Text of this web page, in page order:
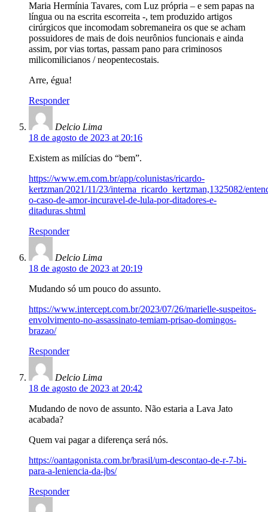
Maria Hermínia Tavares, com Luz própria – e sem papas na
língua ou na escrita escorreita -, tem produzido artigos
cirúrgicos que incomodam sobremaneira os que se acham
possuidores de mais de dois neurônios funcionais e ainda
assim, por vias tortas, passam pano para criminosos
milicomilicianos / neopentecostais.
Arre, égua!
Responder
Delcio Lima
18 de agosto de 2023 at 20:16
Existem as milícias do “bem”.
https://www.em.com.br/app/colunistas/ricardo-
kertzman/2021/11/23/interna_ricardo_kertzman,1325082/
o-caso-de-amor-incuravel-de-lula-por-ditadores-e-
ditaduras.shtml
Responder
Delcio Lima
18 de agosto de 2023 at 20:19
Mudando só um pouco do assunto.
https://www.intercept.com.br/2023/07/26/marielle-suspeitos-
envolvimento-no-assassinato-temiam-prisao-domingos-
brazao/
Responder
Delcio Lima
18 de agosto de 2023 at 20:42
Mudando de novo de assunto. Não estaria a Lava Jato
acabada?
Quem vai pagar a diferença será nós.
https://oantagonista.com.br/brasil/um-descontao-de-r-7-bi-
para-a-leniencia-da-jbs/
Responder